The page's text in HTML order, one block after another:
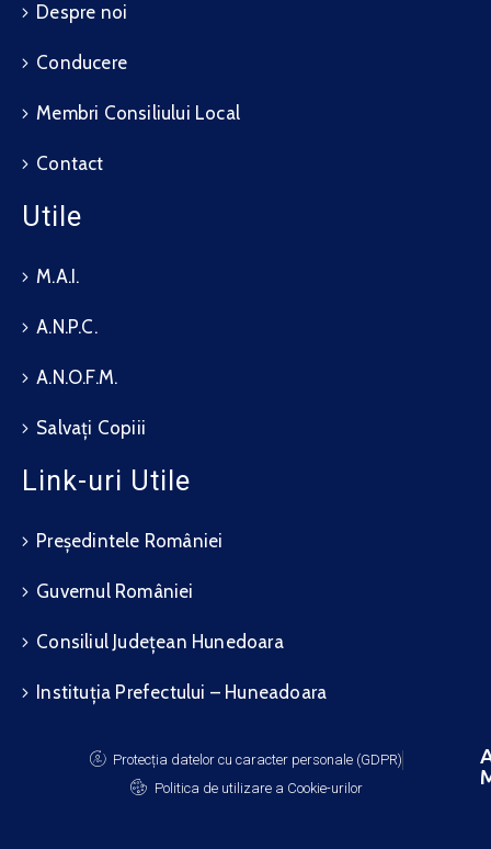
Despre noi
Conducere
Membri Consiliului Local
Contact
Utile
M.A.I.
A.N.P.C.
A.N.O.F.M.
Salvați Copiii
Link-uri Utile
Președintele României
Guvernul României
Consiliul Județean Hunedoara
Instituția Prefectului – Huneadoara
Protecția datelor cu caracter personale (GDPR)
Politica de utilizare a Cookie-urilor